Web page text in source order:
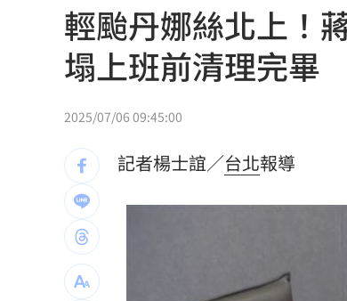
獨／早療課彈7歲童額頭 家長
AKIRA開唱藏彩蛋！兒子首度驚喜
台灣囡仔來了 馬蒔權開唱嗨喊：
驚傳駭客猛攻華爾街 多家受害
崔立于高雄開唱 台下讓他氣噗
輕颱丹娜絲北上！
塌上班前清理完畢
2025/07/06 09:45:00
記者楊士誼／台北報導